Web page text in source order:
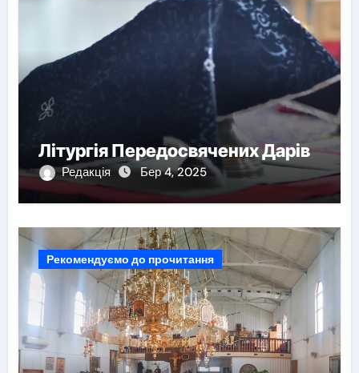
Літургія Передосвячених Дарів
Редакція Бер 4, 2025
Рекомендуємо до прочитання